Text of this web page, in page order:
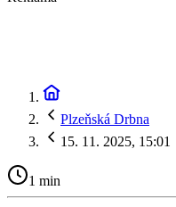
Plzeňská Drbna
15. 11. 2025, 15:01
1 min